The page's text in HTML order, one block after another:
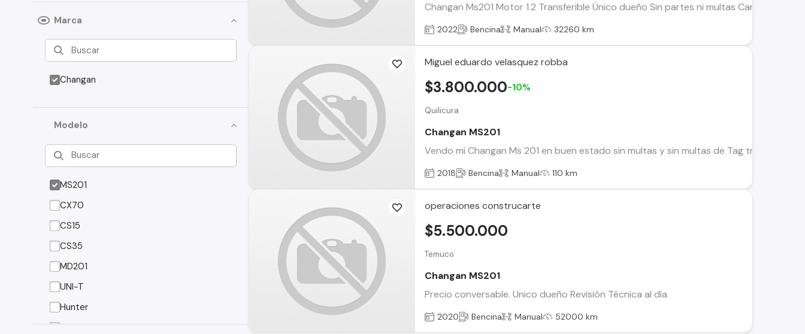
Marca
Changan
Modelo
MS201
CX70
CS15
CS35
MD201
UNI-T
Hunter
CS55
Changan Ms201 Motor 1.2 Transferible Único dueño Sin partes ni multas Carga 800
2022 Bencina Manual 32260 km
Miguel eduardo velasquez robba
Quilicura
Changan MS201
Vendo mi Changan Ms 201 en buen estado sin multas y sin multas de Tag transferible
$3.800.000-10%
2018 Bencina Manual 110 km
operaciones construcarte
Temuco
Changan MS201
Precio conversable. Unico dueño Revisión Técnica al día
$5.500.000
2020 Bencina Manual 52000 km